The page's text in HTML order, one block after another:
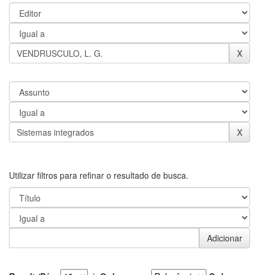
Utilizar filtros para refinar o resultado de busca.